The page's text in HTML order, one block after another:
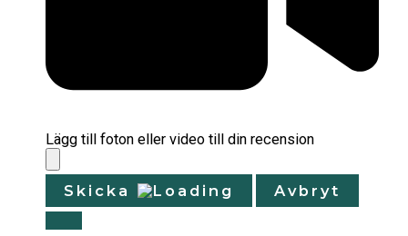
Lägg till foton eller video till din recension
Skicka Avbryt